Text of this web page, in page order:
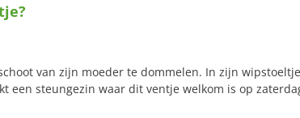
van zijn moeder te dommelen. In zijn wipstoeltje
een steungezin waar dit ventje welkom is op